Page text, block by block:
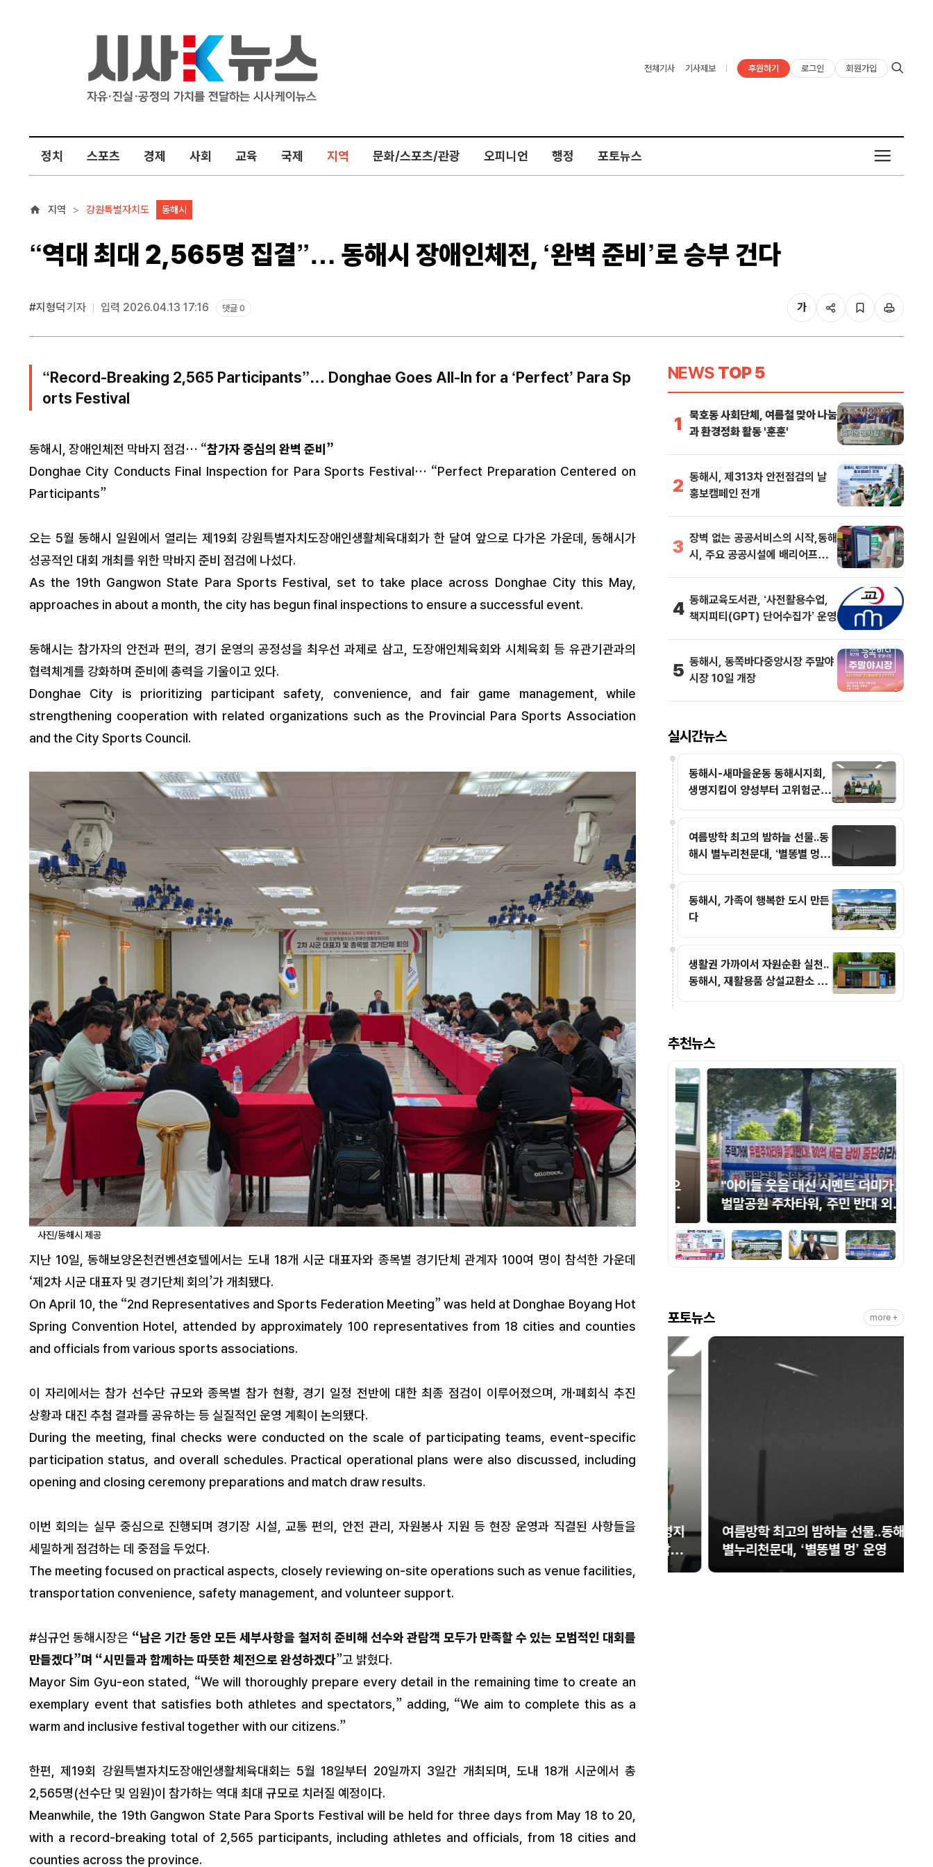
전체기사 기사제보 후원하기 로그인 회원가입
정치 스포츠 경제 사회 교육 국제 지역 문화/스포츠/관광 오피니언 행정 포토뉴스
지역 강원특별자치도 동해시
“역대 최대 2,565명 집결”… 동해시 장애인체전, ‘완벽 준비’로 승부 건다
#지형덕기자 입력 2026.04.13 17:16 댓글 0 가
“Record-Breaking 2,565 Participants”… Donghae Goes All-In for a ‘Perfect’ Para Sp
orts Festival
동해시, 장애인체전 막바지 점검… “참가자 중심의 완벽 준비”
Donghae City Conducts Final Inspection for Para Sports Festival… “Perfect Preparation Centered on
Participants”
오는 5월 동해시 일원에서 열리는 제19회 강원특별자치도장애인생활체육대회가 한 달여 앞으로 다가온 가운데, 동해시가
성공적인 대회 개최를 위한 막바지 준비 점검에 나섰다.
As the 19th Gangwon State Para Sports Festival, set to take place across Donghae City this May,
approaches in about a month, the city has begun final inspections to ensure a successful event.
동해시는 참가자의 안전과 편의, 경기 운영의 공정성을 최우선 과제로 삼고, 도장애인체육회와 시체육회 등 유관기관과의
협력체계를 강화하며 준비에 총력을 기울이고 있다.
Donghae City is prioritizing participant safety, convenience, and fair game management, while
strengthening cooperation with related organizations such as the Provincial Para Sports Association
and the City Sports Council.
사진/동해시 제공
지난 10일, 동해보양온천컨벤션호텔에서는 도내 18개 시군 대표자와 종목별 경기단체 관계자 100여 명이 참석한 가운데
‘제2차 시군 대표자 및 경기단체 회의’가 개최됐다.
On April 10, the “2nd Representatives and Sports Federation Meeting” was held at Donghae Boyang Hot
Spring Convention Hotel, attended by approximately 100 representatives from 18 cities and counties
and officials from various sports associations.
이 자리에서는 참가 선수단 규모와 종목별 참가 현황, 경기 일정 전반에 대한 최종 점검이 이루어졌으며, 개·폐회식 추진
상황과 대진 추첨 결과를 공유하는 등 실질적인 운영 계획이 논의됐다.
During the meeting, final checks were conducted on the scale of participating teams, event-specific
participation status, and overall schedules. Practical operational plans were also discussed, including
opening and closing ceremony preparations and match draw results.
이번 회의는 실무 중심으로 진행되며 경기장 시설, 교통 편의, 안전 관리, 자원봉사 지원 등 현장 운영과 직결된 사항들을
세밀하게 점검하는 데 중점을 두었다.
The meeting focused on practical aspects, closely reviewing on-site operations such as venue facilities,
transportation convenience, safety management, and volunteer support.
#심규언 동해시장은 “남은 기간 동안 모든 세부사항을 철저히 준비해 선수와 관람객 모두가 만족할 수 있는 모범적인 대회를
만들겠다”며 “시민들과 함께하는 따뜻한 체전으로 완성하겠다”고 밝혔다.
Mayor Sim Gyu-eon stated, “We will thoroughly prepare every detail in the remaining time to create an
exemplary event that satisfies both athletes and spectators,” adding, “We aim to complete this as a
warm and inclusive festival together with our citizens.”
한편, 제19회 강원특별자치도장애인생활체육대회는 5월 18일부터 20일까지 3일간 개최되며, 도내 18개 시군에서 총
2,565명(선수단 및 임원)이 참가하는 역대 최대 규모로 치러질 예정이다.
Meanwhile, the 19th Gangwon State Para Sports Festival will be held for three days from May 18 to 20,
with a record-breaking total of 2,565 participants, including athletes and officials, from 18 cities and
counties across the province.
NEWS TOP 5
1
묵호동 사회단체, 여름철 맞아 나눔
과 환경정화 활동 '훈훈'
2 동해시, 제313차 안전점검의 날
홍보캠페인 전개
3 장벽 없는 공공서비스의 시작,동해
시, 주요 공공시설에 배리어프리
4 동해교육도서관, ‘사전활용수업,
책지피티(GPT) 단어수집가’ 운영
5 동해시, 동쪽바다중앙시장 주말야
시장 10일 개장
실시간뉴스
동해시-새마을운동 동해시지회,
생명지킴이 양성부터 고위험군
여름방학 최고의 밤하늘 선물..동
해시 별누리천문대, ‘별똥별 멍’
동해시, 가족이 행복한 도시 만든
다
생활권 가까이서 자원순환 실천..
동해시, 재활용품 상설교환소 3
추천뉴스
동해시, 해군 제1함대와 민·관·군 합
동 대민진료 실시
[대학 특집 인터뷰]
“글로컬 비전으
로 혁신, 지역과 함께 성장하는 GRE
AT 강원도립대학교”
"아이들 웃음 대신 시멘트 더미가…"
벌말공원 주차타워, 주민 반대 외면
한 춘천시의 '불통 행정'
포토뉴스 more +
강원도립대학교, 2026년 하반기 평생
교육원 수강생 모집
동해시-새마을운동 동해시지회, 생명지
한다
여름방학 최고의 밤하늘 선물..동해시
별누리천문대, ‘별똥별 멍’ 운영